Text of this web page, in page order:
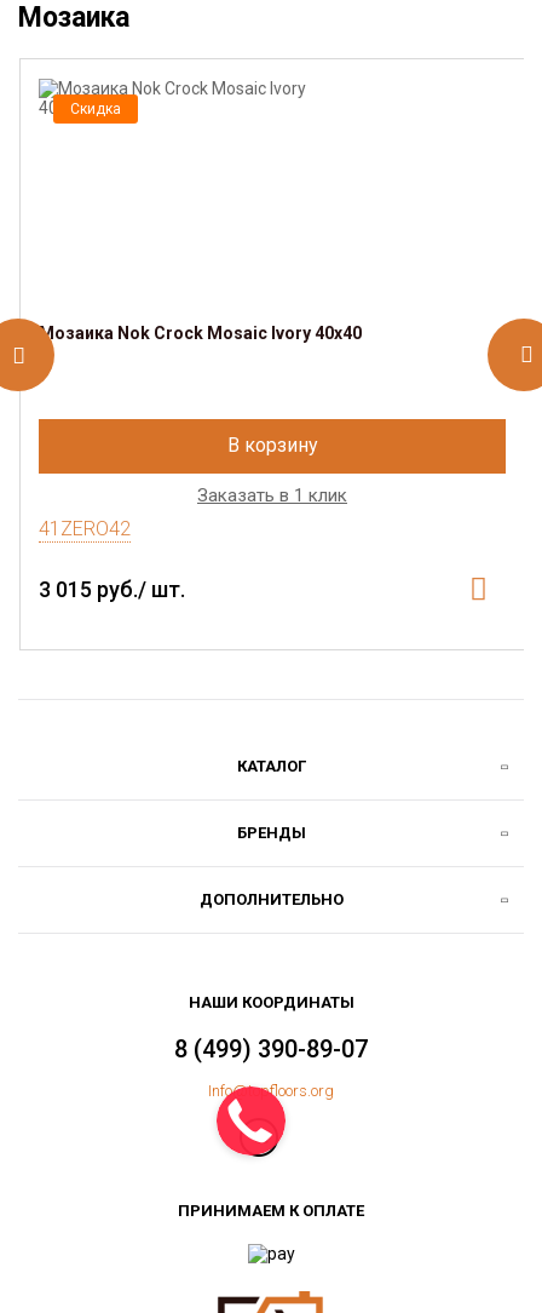
Мозаика
Скидка
Мозаика Nok Crock Mosaic Ivory 40x40
В корзину
Заказать в 1 клик
41ZERO42
3 015 руб./ шт.
КАТАЛОГ
БРЕНДЫ
ДОПОЛНИТЕЛЬНО
НАШИ КООРДИНАТЫ
8 (499) 390-89-07
Info@topfloors.org
ПРИНИМАЕМ К ОПЛАТЕ